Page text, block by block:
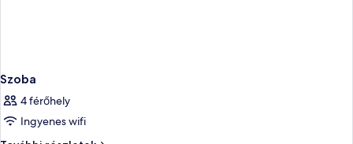
Szoba
4 férőhely
Ingyenes wifi